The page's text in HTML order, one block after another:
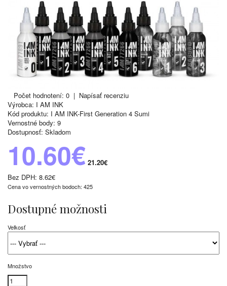
Počet hodnotení: 0 | Napísať recenziu
Výrobca: I AM INK
Kód produktu: I AM INK-First Generation 4 Sumi
Vernostné body: 9
Dostupnosť: Skladom
10.60€ 21.20€
Bez DPH: 8.62€
Cena vo vernostných bodoch: 425
Dostupné možnosti
Veľkosť
Množstvo